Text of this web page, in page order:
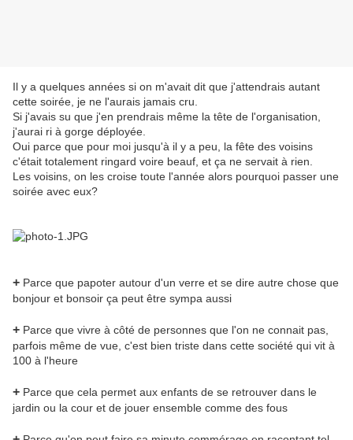
Il y a quelques années si on m'avait dit que j'attendrais autant
cette soirée, je ne l'aurais jamais cru.
Si j'avais su que j'en prendrais même la tête de l'organisation,
j'aurai ri à gorge déployée.
Oui parce que pour moi jusqu'à il y a peu, la fête des voisins
c'était totalement ringard voire beauf, et ça ne servait à rien.
Les voisins, on les croise toute l'année alors pourquoi passer une
soirée avec eux?
+ Parce que papoter autour d'un verre et se dire autre chose que
bonjour et bonsoir ça peut être sympa aussi
+ Parce que vivre à côté de personnes que l'on ne connait pas,
parfois même de vue, c'est bien triste dans cette société qui vit à
100 à l'heure
+ Parce que cela permet aux enfants de se retrouver dans le
jardin ou la cour et de jouer ensemble comme des fous